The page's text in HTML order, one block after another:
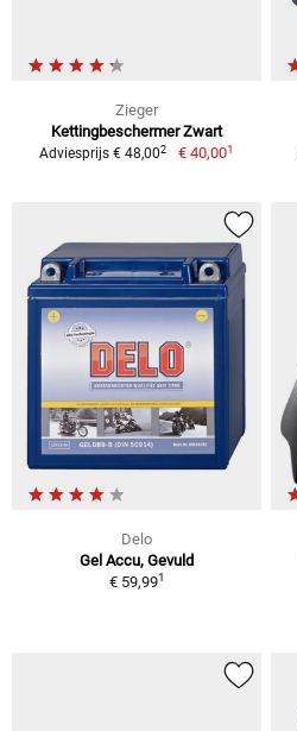
Zieger
Kettingbeschermer Zwart
Adviesprijs € 48,002 € 40,001
Delo
Gel Accu, Gevuld
€ 59,991